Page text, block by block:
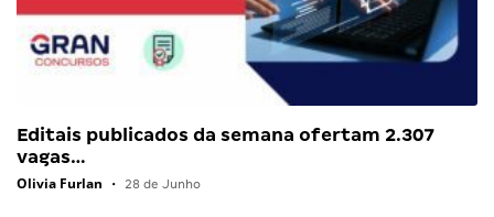
Editais publicados da semana ofertam 2.307
vagas…
Olivia Furlan • 28 de Junho